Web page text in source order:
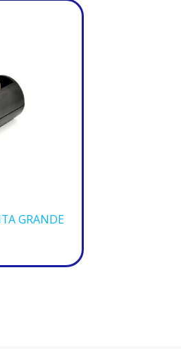
GRANDE